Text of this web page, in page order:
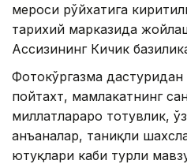
мероси рўйхатига
тарихий марказида
Ассизининг Кичик
Фотокўргазма дастуридан
пойтахт, мамлакатнинг
миллатлараро тотувлик,
анъаналар, таниқли
ютуқлари каби турли